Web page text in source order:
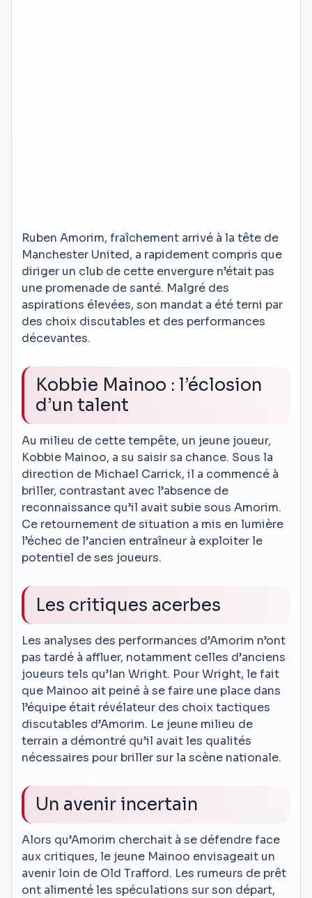
Ruben Amorim, fraîchement arrivé à la tête de
Manchester United, a rapidement compris que
diriger un club de cette envergure n’était pas
une promenade de santé. Malgré des
aspirations élevées, son mandat a été terni par
des choix discutables et des performances
décevantes.
Kobbie Mainoo : l’éclosion
d’un talent
Au milieu de cette tempête, un jeune joueur,
Kobbie Mainoo, a su saisir sa chance. Sous la
direction de Michael Carrick, il a commencé à
briller, contrastant avec l’absence de
reconnaissance qu’il avait subie sous Amorim.
Ce retournement de situation a mis en lumière
l’échec de l’ancien entraîneur à exploiter le
potentiel de ses joueurs.
Les critiques acerbes
Les analyses des performances d’Amorim n’ont
pas tardé à affluer, notamment celles d’anciens
joueurs tels qu’Ian Wright. Pour Wright, le fait
que Mainoo ait peiné à se faire une place dans
l’équipe était révélateur des choix tactiques
discutables d’Amorim. Le jeune milieu de
terrain a démontré qu’il avait les qualités
nécessaires pour briller sur la scène nationale.
Un avenir incertain
Alors qu’Amorim cherchait à se défendre face
aux critiques, le jeune Mainoo envisageait un
avenir loin de Old Trafford. Les rumeurs de prêt
ont alimenté les spéculations sur son départ,